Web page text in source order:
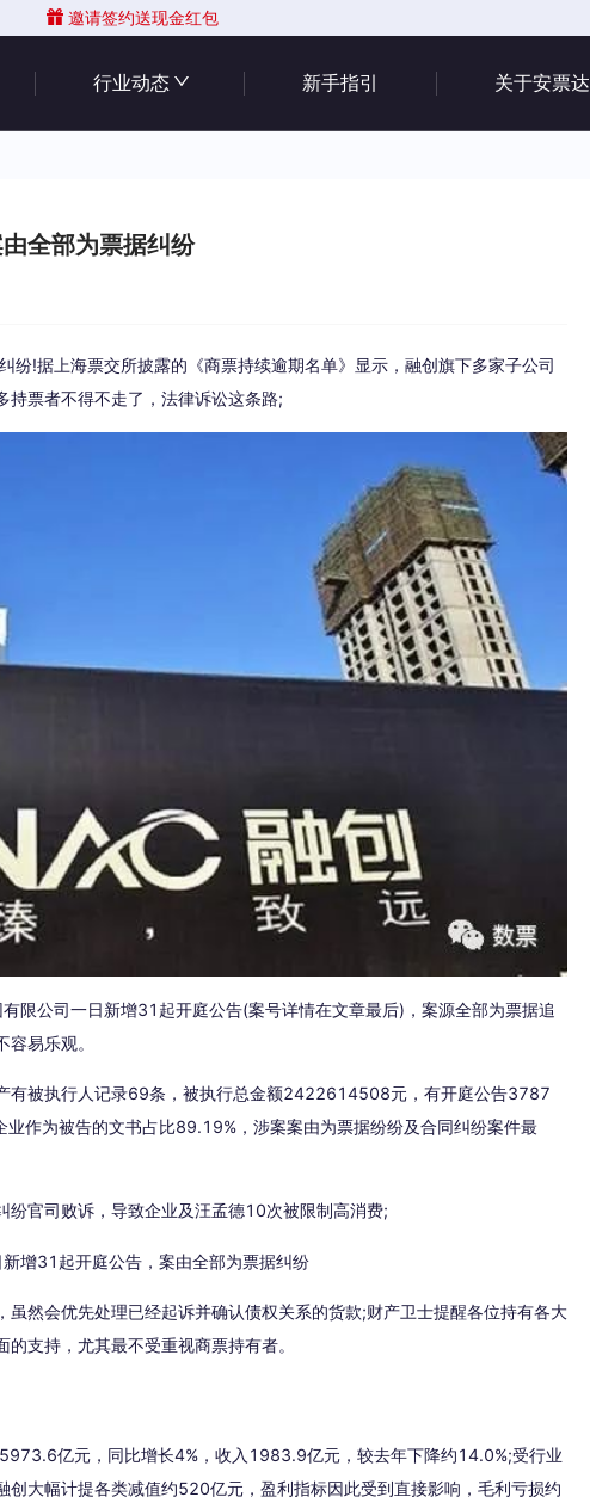
邀请签约送现金红包
行业动态 新手指引 关于安票达
全部为票据纠纷
纷!据上海票交所披露的《商票持续逾期名单》显示，融创旗下多家子公司
持票者不得不走了，法律诉讼这条路;
限公司一日新增31起开庭公告(案号详情在文章最后)，案源全部为票据追
易乐观。
有被执行人记录69条，被执行总金额2422614508元，有开庭公告3787
作为被告的文书占比89.19%，涉案案由为票据纷纷及合同纠纷案件最
官司败诉，导致企业及汪孟德10次被限制高消费;
然会优先处理已经起诉并确认债权关系的货款;财产卫士提醒各位持有各大
支持，尤其最不受重视商票持有者。
亿元，同比增长4%，收入1983.9亿元，较去年下降约14.0%;受行业
创大幅计提各类减值约520亿元，盈利指标因此受到直接影响，毛利亏损约